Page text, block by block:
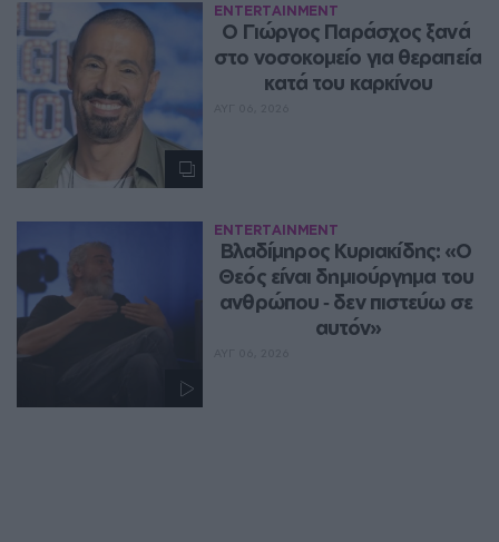
ENTERTAINMENT
O Γιώργος Παράσχος ξανά
στο νοσοκομείο για θεραπεία
κατά του καρκίνου
ENTERTAINMENT
Βλαδίμηρος Κυριακίδης: «Ο
Θεός είναι δημιούργημα του
ανθρώπου ‑ δεν πιστεύω σε
αυτόν»